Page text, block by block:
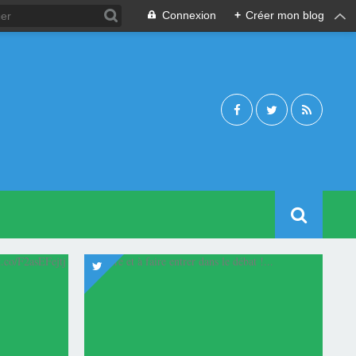
Connexion + Créer mon blog